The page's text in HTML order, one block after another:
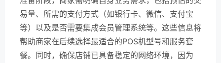
易量、所需的支付方式（如银行卡、微信、支付宝
等）以及是否需要集成会员管理系统等。这些信息将
帮助商家在后续选择最适合的POS机型号和服务套
餐。同时，确保店铺已具备稳定的网络环境，因为